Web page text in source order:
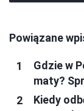
Powiązane
Gdzie w
maty?
Kiedy